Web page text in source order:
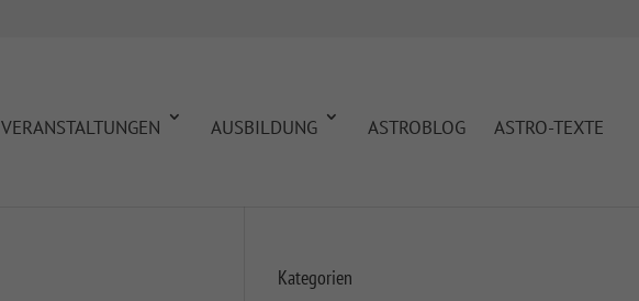
VERANSTALTUNGEN AUSBILDUNG ASTROBLOG ASTRO-TEXTE
Kategorien